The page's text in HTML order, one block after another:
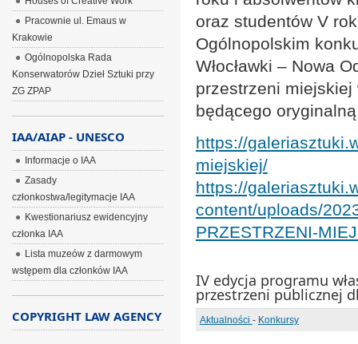
oraz studentów V
Ogólnopolskim
Włocławki – Nowa
przestrzeni
będącego
https://
miejskiej/
https://
content/uploads/
PRZESTRZENI-
IV edycja programu
przestrzeni publicznej
Aktualności - Konkursy
Pracownie ul. Emaus w
Krakowie
Ogólnopolska Rada
Konserwatorów Dzieł Sztuki przy
ZG ZPAP
IAA/AIAP - UNESCO
Informacje o IAA
Zasady
członkostwa/legitymacje IAA
Kwestionariusz ewidencyjny
członka IAA
Lista muzeów z darmowym
wstępem dla członków IAA
COPYRIGHT LAW AGENCY